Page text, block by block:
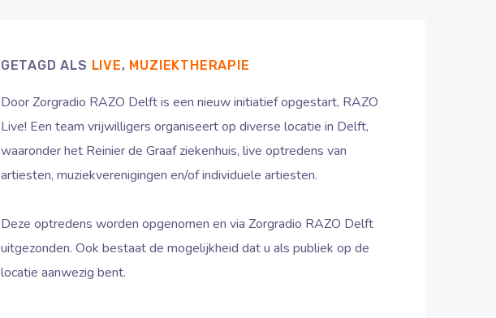
GETAGD ALS LIVE, MUZIEKTHERAPIE
Door Zorgradio RAZO Delft is een nieuw initiatief opgestart, RAZO
Live! Een team vrijwilligers organiseert op diverse locatie in Delft,
waaronder het Reinier de Graaf ziekenhuis, live optredens van
artiesten, muziekverenigingen en/of individuele artiesten.
Deze optredens worden opgenomen en via Zorgradio RAZO Delft
uitgezonden. Ook bestaat de mogelijkheid dat u als publiek op de
locatie aanwezig bent.